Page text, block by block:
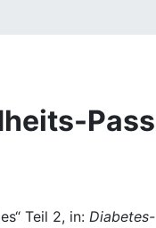
Pass
Teil 2, in: Diabetes-